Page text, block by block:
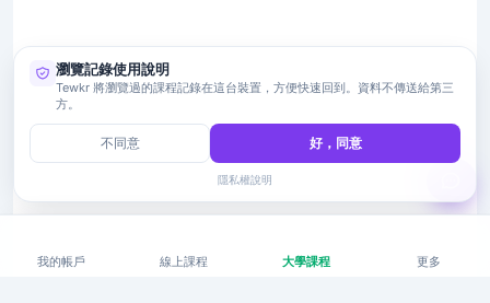
我的帳戶 線上課程 大學課程 更多
瀏覽記錄使用說明
Tewkr 將瀏覽過的課程記錄在這台裝置，方便快速回到。資料不傳送給第三
方。
不同意 好，同意
隱私權說明